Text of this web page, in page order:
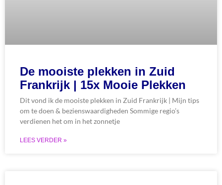
De mooiste plekken in Zuid
Frankrijk | 15x Mooie Plekken
Dit vond ik de mooiste plekken in Zuid Frankrijk | Mijn tips
om te doen & bezienswaardigheden Sommige regio’s
verdienen het om in het zonnetje
LEES VERDER »